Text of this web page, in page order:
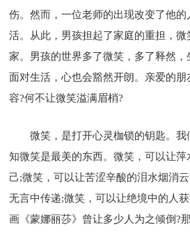
伤。然而，一位老师的出现改变了他
活。从此，男孩担起了家庭的重担，
家。男孩的世界多了微笑，多了释然
面对生活，心也会豁然开朗。亲爱的
容?何不让微笑溢满眉梢?
微笑，是打开心灵枷锁的钥匙。
知微笑是最美的东西。微笑，可以让
己;微笑，可以让苦涩辛酸的泪水烟消
无言中传递;微笑，可以让绝境中的人
画《蒙娜丽莎》曾让多少人为之倾倒?